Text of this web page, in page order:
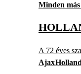
Minden
A 72 éves
Ajax